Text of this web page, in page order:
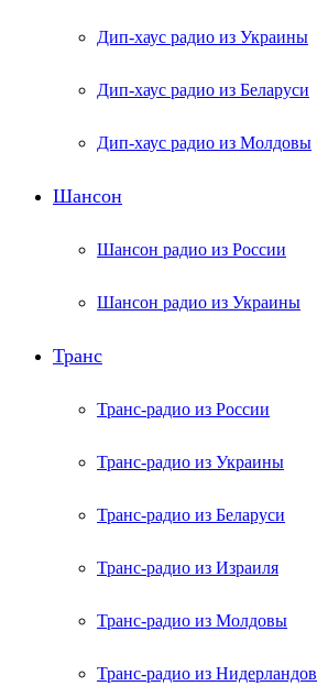
Дип-хаус радио из Украины
Дип-хаус радио из Беларуси
Дип-хаус радио из Молдовы
Шансон
Шансон радио из России
Шансон радио из Украины
Транс
Транс-радио из России
Транс-радио из Украины
Транс-радио из Беларуси
Транс-радио из Израиля
Транс-радио из Молдовы
Транс-радио из Нидерландов